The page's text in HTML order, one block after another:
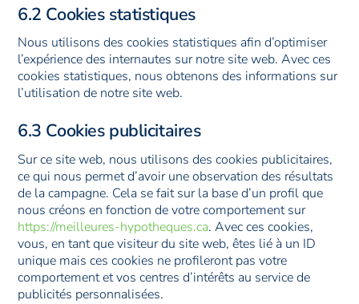
6.2 Cookies statistiques
Nous utilisons des cookies statistiques afin d’optimiser
l’expérience des internautes sur notre site web. Avec ces
cookies statistiques, nous obtenons des informations sur
l’utilisation de notre site web.
6.3 Cookies publicitaires
Sur ce site web, nous utilisons des cookies publicitaires,
ce qui nous permet d’avoir une observation des résultats
de la campagne. Cela se fait sur la base d’un profil que
nous créons en fonction de votre comportement sur
https://meilleures-hypotheques.ca. Avec ces cookies,
vous, en tant que visiteur du site web, êtes lié à un ID
unique mais ces cookies ne profileront pas votre
comportement et vos centres d’intérêts au service de
publicités personnalisées.